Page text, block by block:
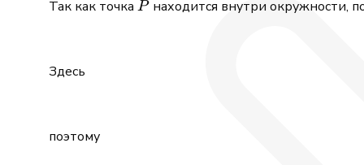
Так как точка P
Pнаходится внутри окружности,
Здесь
поэтому